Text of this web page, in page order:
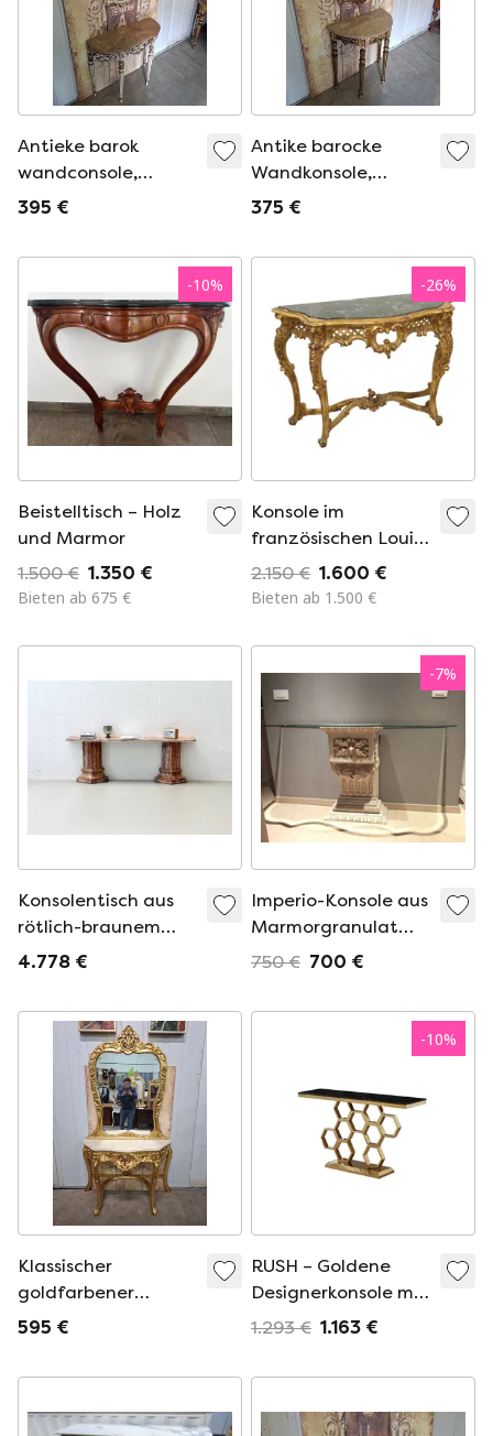
Antieke barok
wandconsole,
sidetable. haltafel
87x34m en 76cm
55x95cm
395 €
Antike barocke
Wandkonsole,
Beistelltisch.
Spiegel, Maße: 71 x
hoch.
375 €
-10%
Beistelltisch – Holz
und Marmor
1.500 € 1.350 €
Bieten ab 675 €
-26%
Konsole im
französischen Louis-
XV-Stil
2.150 € 1.600 €
Bieten ab 1.500 €
Konsolentisch aus
rötlich-braunem
Marmor mit
Oberfläche, Italien
4.778 €
-7%
Imperio-Konsole aus
Marmorgranulat
mit facettierter
750 € 700 €
Klassischer
goldfarbener
Beistelltisch mit
Konsolentisch,
Marmorplatte und
595 €
-10%
RUSH – Goldene
Designerkonsole mit
Wabenstruktur und
Marmorplatte
1.293 € 1.163 €